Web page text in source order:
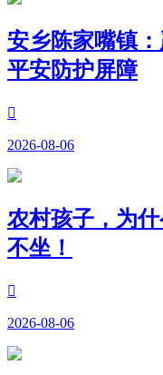
安乡陈家嘴镇
平安防护屏障

2026-08-06
农村孩子，为
不坐！

2026-08-06